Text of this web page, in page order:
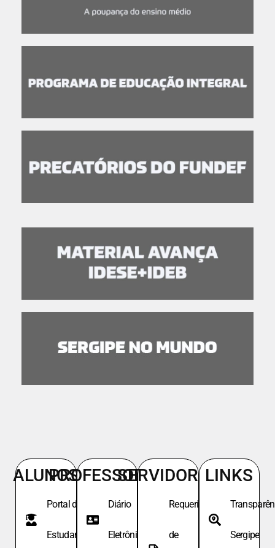
ALUNOS
Portal do
Estudante
PROFESSORES
Diário
Eletrônico
SERVIDORES
Requeri.
de
LINKS
Sergipe